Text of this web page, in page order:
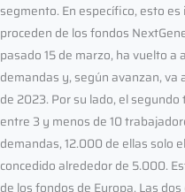
segmento. En específico, esto
proceden de los fondos
pasado 15 de marzo, ha vuelto
demandas y, según avanzan, va
de 2023. Por su lado, el
entre 3 y menos de 10
demandas, 12.000 de ellas solo
concedido alrededor de 5.000.
de los fondos de Europa. Las